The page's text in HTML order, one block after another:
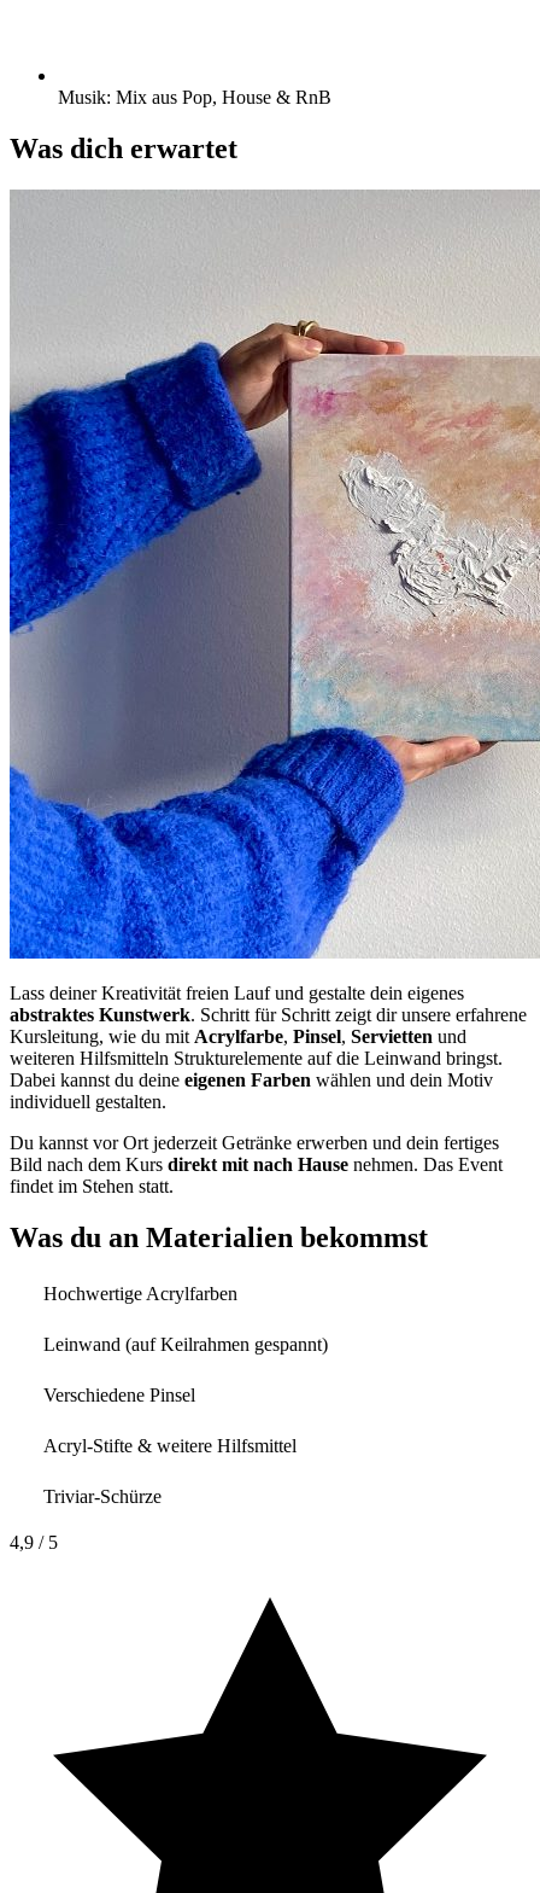
Musik: Mix aus Pop, House & RnB
Was dich erwartet
Lass deiner Kreativität freien Lauf und gestalte dein eigenes
abstraktes Kunstwerk. Schritt für Schritt zeigt dir unsere erfahrene
Kursleitung, wie du mit Acrylfarbe, Pinsel, Servietten und
weiteren Hilfsmitteln Strukturelemente auf die Leinwand bringst.
Dabei kannst du deine eigenen Farben wählen und dein Motiv
individuell gestalten.
Du kannst vor Ort jederzeit Getränke erwerben und dein fertiges
Bild nach dem Kurs direkt mit nach Hause nehmen. Das Event
findet im Stehen statt.
Was du an Materialien bekommst
Hochwertige Acrylfarben
Leinwand (auf Keilrahmen gespannt)
Verschiedene Pinsel
Acryl-Stifte & weitere Hilfsmittel
Triviar-Schürze
4,9 / 5